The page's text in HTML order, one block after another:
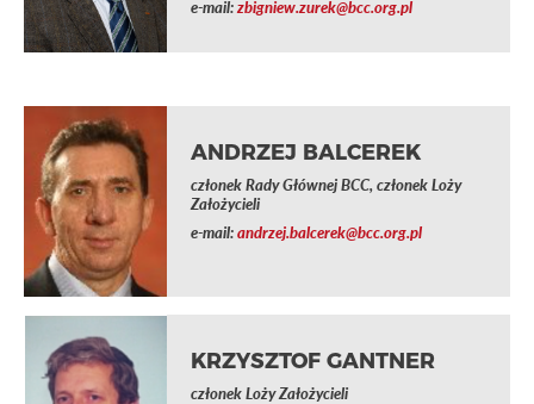
e-mail:zbigniew.zurek@bcc.org.pl
ANDRZEJ BALCEREK
członek Rady Głównej BCC, członek Loży
Założycieli
e-mail:andrzej.balcerek@bcc.org.pl
KRZYSZTOF GANTNER
członek Loży Założycieli